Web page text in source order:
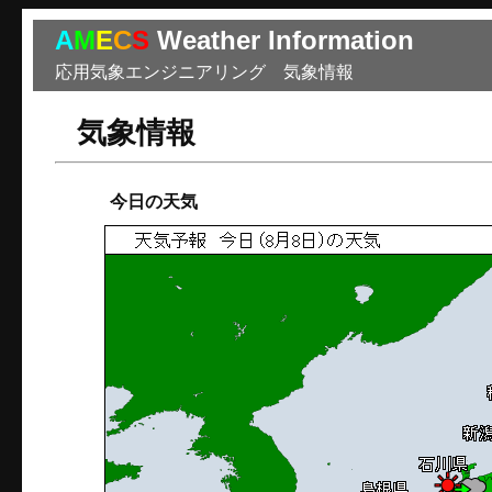
AMECS Weather Information
応用気象エンジニアリング 気象情報
気象情報
今日の天気